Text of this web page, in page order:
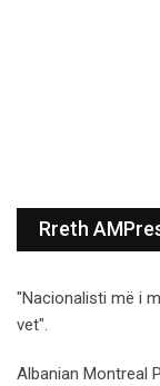
Rreth
"Nacionalisti më i
vet".
Albanian Montreal